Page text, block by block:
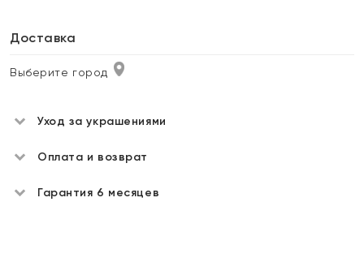
Доставка
Выберите город
Уход за украшениями
Оплата и возврат
Гарантия 6 месяцев